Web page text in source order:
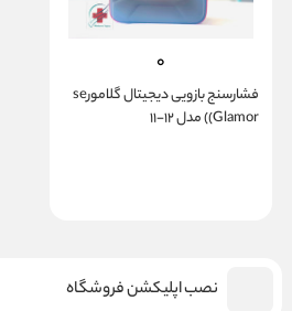
فشارسنج بازویی دیجیتال گلامورse
(Glamor) مدل ۱۲-۱۱
نصب اپلیکشن فروشگاه